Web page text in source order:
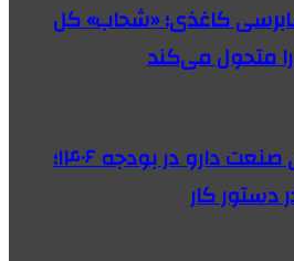
کاغذی؛ «شحاب» کل
متحول می‌کند
تسویه بدهی‌های صنعت دارو در بودجه ۱۴۰۶؛
دستور کار